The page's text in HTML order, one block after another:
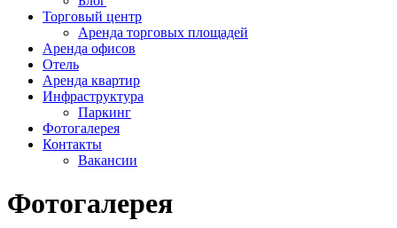
Торговый центр
Аренда торговых площадей
Аренда офисов
Отель
Аренда квартир
Инфраструктура
Паркинг
Фотогалерея
Контакты
Вакансии
Фотогалерея